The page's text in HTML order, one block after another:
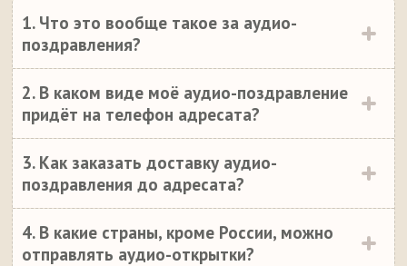
1. Что это вообще такое за аудио-
поздравления?
2. В каком виде моё аудио-поздравление
придёт на телефон адресата?
3. Как заказать доставку аудио-
поздравления до адресата?
4. В какие страны, кроме России, можно
отправлять аудио-открытки?